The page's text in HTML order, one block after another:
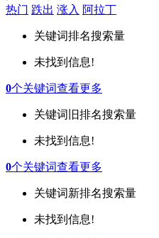
热门 跌出 涨入 阿拉丁
关键词排名搜索量
未找到信息!
0个关键词查看更多
关键词 旧排名搜索量
未找到信息!
0个关键词查看更多
关键词新排名搜索量
未找到信息!